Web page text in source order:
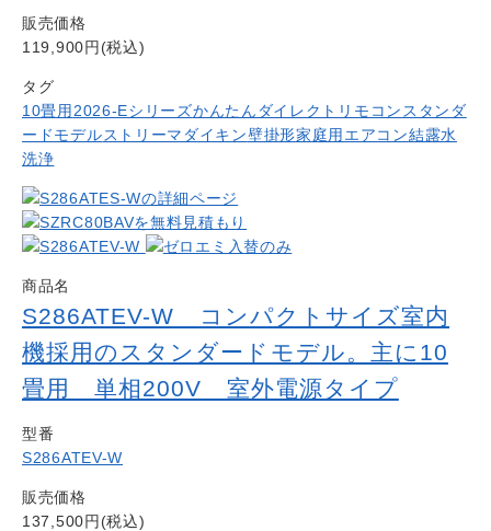
販売価格
119,900円(税込)
タグ
10畳用 2026-Eシリーズかんたんダイレクトリモコン スタンダ
ードモデルストリーマ ダイキン壁掛形家庭用エアコン結露水
洗浄
商品名
S286ATEV-W コンパクトサイズ室内
機採用のスタンダードモデル。主に10
畳用 単相200V 室外電源タイプ
型番
S286ATEV-W
販売価格
137,500円(税込)